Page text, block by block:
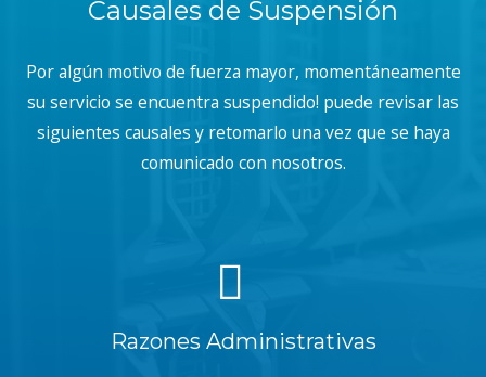
Causales de Suspensión
Por algún motivo de fuerza mayor, momentáneamente
su servicio se encuentra suspendido! puede revisar las
siguientes causales y retomarlo una vez que se haya
comunicado con nosotros.
Razones Administrativas